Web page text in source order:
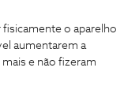
o aparelho
aumentarem a
e não fizeram